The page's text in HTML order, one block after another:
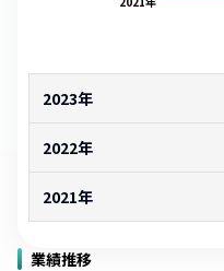
2023年
2022年
2021年
業績推移